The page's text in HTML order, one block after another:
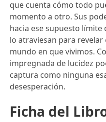
que cuenta cómo todo
momento a otro. Sus
hacia ese supuesto
lo atraviesan para
mundo en que vivimos.
impregnada de lucidez
captura como ninguna
desesperación.
Ficha del